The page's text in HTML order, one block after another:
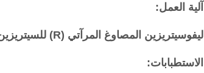
آلية العمل:
ليفوسيتريزين المصاوغ المرآتي (R) للسيتريزين، هو ضاد فعال وإنتقائي لمستقبلات H1 المحيطية.
الاستطبابات: